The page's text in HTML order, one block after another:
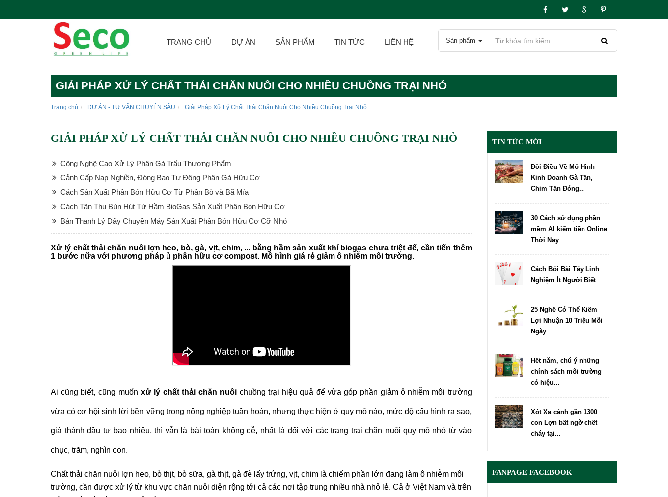
TRANG CHỦ DỰ ÁN SẢN PHẨM TIN TỨC LIÊN HỆ Sản phẩm
GIẢI PHÁP XỬ LÝ CHẤT THẢI CHĂN NUÔI CHO NHIỀU CHUỒNG TRẠI NHỎ
Trang chủ DỰ ÁN - TƯ VẤN CHUYÊN SÂU Giải Pháp Xử Lý Chất Thải Chăn Nuôi Cho Nhiều Chuồng Trại Nhỏ
GIẢI PHÁP XỬ LÝ CHẤT THẢI CHĂN NUÔI CHO NHIỀU CHUỒNG TRẠI NHỎ
Công Nghệ Cao Xử Lý Phân Gà Trấu Thương Phẩm
Cảnh Cấp Nạp Nghiền, Đóng Bao Tự Động Phân Gà Hữu Cơ
Cách Sản Xuất Phân Bón Hữu Cơ Từ Phân Bò và Bã Mía
Cách Tận Thu Bùn Hút Từ Hầm BioGas Sản Xuất Phân Bón Hữu Cơ
Bán Thanh Lý Dây Chuyền Máy Sản Xuất Phân Bón Hữu Cơ Cỡ Nhỏ
Xử lý chất thải chăn nuôi lợn heo, bò, gà, vịt, chim, ... bằng hầm sản xuất khí biogas chưa triệt để, cần tiến thêm
1 bước nữa với phương pháp ủ phân hữu cơ compost. Mô hình giá rẻ giảm ô nhiễm môi trường.
Ai cũng biết, cũng muốnxử lý chất thải chăn nuôi chuồng trại hiệu quả để vừa góp phần giảm ô nhiễm môi trường
vừa có cơ hội sinh lời bền vững trong nông nghiệp tuần hoàn, nhưng thực hiện ở quy mô nào, mức độ cấu hình ra sao,
giá thành đầu tư bao nhiêu, thì vẫn là bài toán không dễ, nhất là đối với các trang trại chăn nuôi quy mô nhỏ từ vào
chục, trăm, nghìn con.
Chất thải chăn nuôi lợn heo, bò thịt, bò sữa, gà thịt, gà đẻ lấy trứng, vịt, chim là chiếm phần lớn đang làm ô nhiễm môi
trường, cần được xử lý từ khu vực chăn nuôi diện rộng tới cả các nơi tập trung nhiều nhà nhỏ lẻ. Cả ở Việt Nam và trên
TIN TỨC MỚI
Đôi Điều Về Mô Hình
Kinh Doanh Gà Tần,
Chim Tần Đóng...
30 Cách sử dụng phần
mềm AI kiếm tiền Online
Thời Nay
Cách Bói Bài Tây Linh
Nghiệm Ít Người Biết
25 Nghề Có Thể Kiếm
Lợi Nhuận 10 Triệu Mỗi
Ngày
Hết năm, chú ý những
chính sách môi trường
có hiệu...
Xót Xa cảnh gần 1300
con Lợn bất ngờ chết
cháy tại...
FANPAGE FACEBOOK